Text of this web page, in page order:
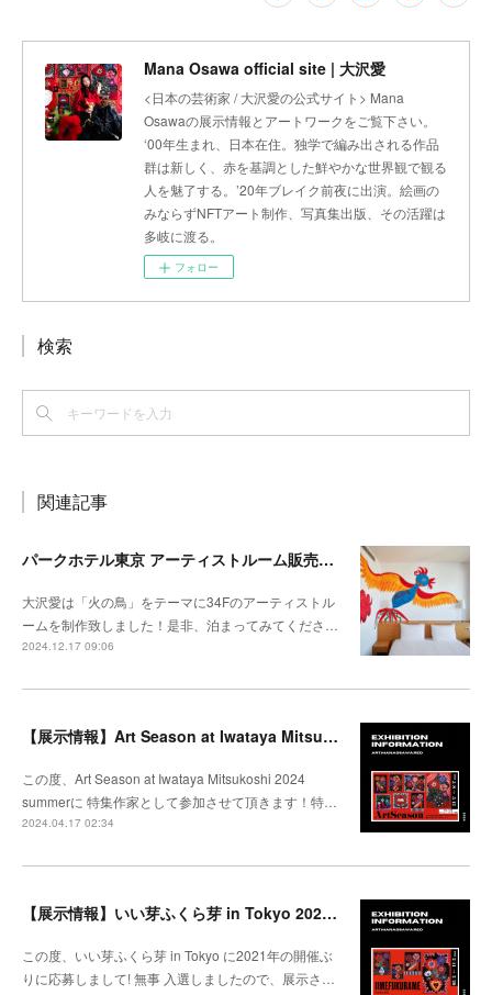
Mana Osawa official site | 大沢愛
<日本の芸術家 / 大沢愛の公式サイト> Mana
Osawaの展示情報とアートワークをご覧下さい。
‘00年生まれ、日本在住。独学で編み出される作品
群は新しく、赤を基調とした鮮やかな世界観で観る
人を魅了する。’20年ブレイク前夜に出演。絵画の
みならずNFTアート制作、写真集出版、その活躍は
多岐に渡る。
フォロー
検索
関連記事
パークホテル東京 アーティストルーム販売開始
大沢愛は「火の鳥」をテーマに34Fのアーティストル
ームを制作致しました！是非、泊まってみてくださ…
2024.12.17 09:06
【展示情報】Art Season at Iwataya Mitsukoshi 2024 summer 特集 大沢愛
この度、Art Season at Iwataya Mitsukoshi 2024
summerに 特集作家として参加させて頂きます！特…
2024.04.17 02:34
【展示情報】いい芽ふくら芽 in Tokyo 2024 @松坂屋上野
この度、いい芽ふくら芽 in Tokyo に2021年の開催ぶ
りに応募しまして! 無事 入選しましたので、展示さ…